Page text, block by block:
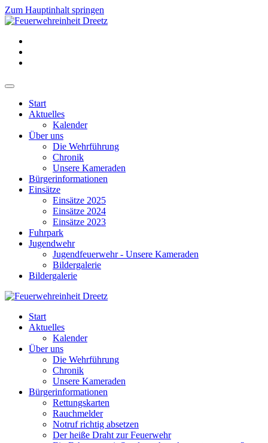
Zum Hauptinhalt springen
Start
Aktuelles
Kalender
Über uns
Die Wehrführung
Chronik
Unsere Kameraden
Bürgerinformationen
Einsätze
Einsätze 2025
Einsätze 2024
Einsätze 2023
Fuhrpark
Jugendwehr
Jugendfeuerwehr - Unsere Kameraden
Bildergalerie
Bildergalerie
Start
Aktuelles
Kalender
Über uns
Die Wehrführung
Chronik
Unsere Kameraden
Bürgerinformationen
Rettungskarten
Rauchmelder
Notruf richtig absetzen
Der heiße Draht zur Feuerwehr